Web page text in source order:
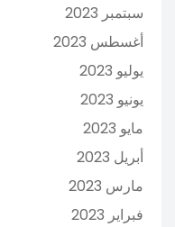
سبتمبر 2023
أغسطس 2023
يوليو 2023
يونيو 2023
مايو 2023
أبريل 2023
مارس 2023
فبراير 2023